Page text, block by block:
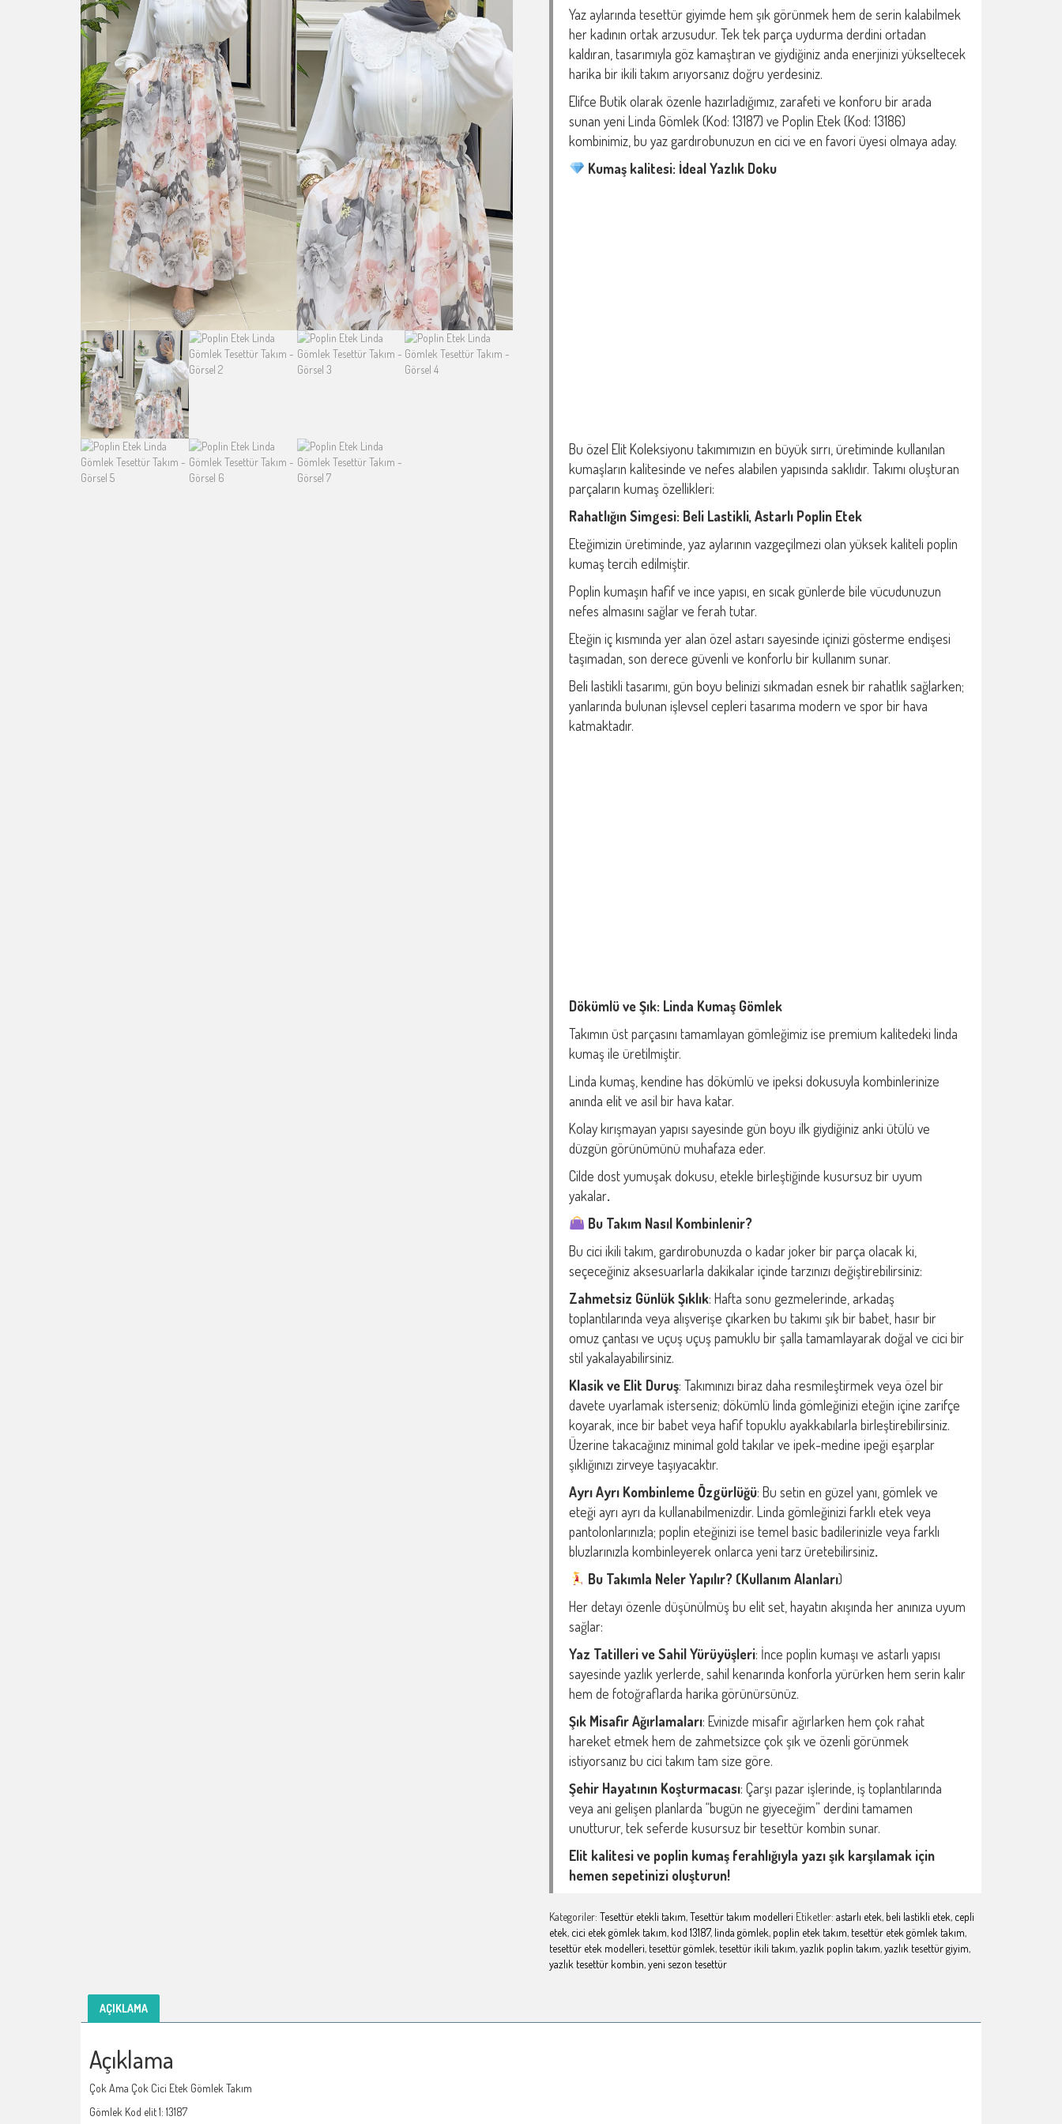
Yaz aylarında tesettür giyimde hem şık görünmek hem de serin kalabilmek
her kadının ortak arzusudur. Tek tek parça uydurma derdini ortadan
kaldıran, tasarımıyla göz kamaştıran ve giydiğiniz anda enerjinizi yükseltecek
harika bir ikili takım arıyorsanız doğru yerdesiniz.
Elifce Butik olarak özenle hazırladığımız, zarafeti ve konforu bir arada
sunan yeni Linda Gömlek (Kod: 13187) ve Poplin Etek (Kod: 13186)
kombinimiz, bu yaz gardırobunuzun en cici ve en favori üyesi olmaya aday.
Kumaş kalitesi: İdeal Yazlık Doku
Bu özel Elit Koleksiyonu takımımızın en büyük sırrı, üretiminde kullanılan
kumaşların kalitesinde ve nefes alabilen yapısında saklıdır. Takımı oluşturan
parçaların kumaş özellikleri:
Rahatlığın Simgesi: Beli Lastikli, Astarlı Poplin Etek
Eteğimizin üretiminde, yaz aylarının vazgeçilmezi olan yüksek kaliteli poplin
kumaş tercih edilmiştir.
Poplin kumaşın hafif ve ince yapısı, en sıcak günlerde bile vücudunuzun
nefes almasını sağlar ve ferah tutar.
Eteğin iç kısmında yer alan özel astarı sayesinde içinizi gösterme endişesi
taşımadan, son derece güvenli ve konforlu bir kullanım sunar.
Beli lastikli tasarımı, gün boyu belinizi sıkmadan esnek bir rahatlık sağlarken;
yanlarında bulunan işlevsel cepleri tasarıma modern ve spor bir hava
katmaktadır.
Dökümlü ve Şık: Linda Kumaş Gömlek
Takımın üst parçasını tamamlayan gömleğimiz ise premium kalitedeki linda
kumaş ile üretilmiştir.
Linda kumaş, kendine has dökümlü ve ipeksi dokusuyla kombinlerinize
anında elit ve asil bir hava katar.
Kolay kırışmayan yapısı sayesinde gün boyu ilk giydiğiniz anki ütülü ve
düzgün görünümünü muhafaza eder.
Cilde dost yumuşak dokusu, etekle birleştiğinde kusursuz bir uyum
yakalar.
Bu Takım Nasıl Kombinlenir?
Bu cici ikili takım, gardırobunuzda o kadar joker bir parça olacak ki,
seçeceğiniz aksesuarlarla dakikalar içinde tarzınızı değiştirebilirsiniz:
Zahmetsiz Günlük Şıklık: Hafta sonu gezmelerinde, arkadaş
toplantılarında veya alışverişe çıkarken bu takımı şık bir babet, hasır bir
omuz çantası ve uçuş uçuş pamuklu bir şalla tamamlayarak doğal ve cici bir
stil yakalayabilirsiniz.
Klasik ve Elit Duruş: Takımınızı biraz daha resmileştirmek veya özel bir
davete uyarlamak isterseniz; dökümlü linda gömleğinizi eteğin içine zarifçe
koyarak, ince bir babet veya hafif topuklu ayakkabılarla birleştirebilirsiniz.
Üzerine takacağınız minimal gold takılar ve ipek-medine ipeği eşarplar
şıklığınızı zirveye taşıyacaktır.
Ayrı Ayrı Kombinleme Özgürlüğü: Bu setin en güzel yanı, gömlek ve
eteği ayrı ayrı da kullanabilmenizdir. Linda gömleğinizi farklı etek veya
pantolonlarınızla; poplin eteğinizi ise temel basic badilerinizle veya farklı
bluzlarınızla kombinleyerek onlarca yeni tarz üretebilirsiniz.
Bu Takımla Neler Yapılır? (Kullanım Alanları)
Her detayı özenle düşünülmüş bu elit set, hayatın akışında her anınıza uyum
sağlar:
Yaz Tatilleri ve Sahil Yürüyüşleri: İnce poplin kumaşı ve astarlı yapısı
sayesinde yazlık yerlerde, sahil kenarında konforla yürürken hem serin kalır
hem de fotoğraflarda harika görünürsünüz.
Şık Misafir Ağırlamaları: Evinizde misafir ağırlarken hem çok rahat
hareket etmek hem de zahmetsizce çok şık ve özenli görünmek
istiyorsanız bu cici takım tam size göre.
Şehir Hayatının Koşturmacası: Çarşı pazar işlerinde, iş toplantılarında
veya ani gelişen planlarda “bugün ne giyeceğim” derdini tamamen
unutturur, tek seferde kusursuz bir tesettür kombin sunar.
Elit kalitesi ve poplin kumaş ferahlığıyla yazı şık karşılamak için
hemen sepetinizi oluşturun!
Kategoriler: Tesettür etekli takım,Tesettür takım modelleri Etiketler: astarlı etek, beli lastikli etek, cepli
etek, cici etek gömlek takım, kod 13187, linda gömlek, poplin etek takım, tesettür etek gömlek takım,
tesettür etek modelleri, tesettür gömlek, tesettür ikili takım,yazlık poplin takım,yazlık tesettür giyim,
yazlık tesettür kombin,yeni sezon tesettür
AÇIKLAMA
Açıklama
Çok Ama Çok Cici Etek Gömlek Takım
Gömlek Kod elit 1: 13187